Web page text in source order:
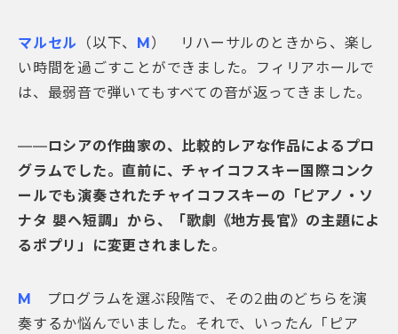
マルセル （以下、 M ） リハーサルのときから、楽し
い時間を過ごすことができました。フィリアホールで
は、最弱音で弾いてもすべての音が返ってきました。
――ロシアの作曲家の、比較的レアな作品によるプロ
グラムでした。直前に、チャイコフスキー国際コンク
ールでも演奏されたチャイコフスキーの「ピアノ・ソ
ナタ 嬰ヘ短調」から、「歌劇《地方長官》の主題によ
るポプリ」に変更されました。
M
プログラムを選ぶ段階で、その2曲のどちらを演
奏するか悩んでいました。それで、いったん「ピア